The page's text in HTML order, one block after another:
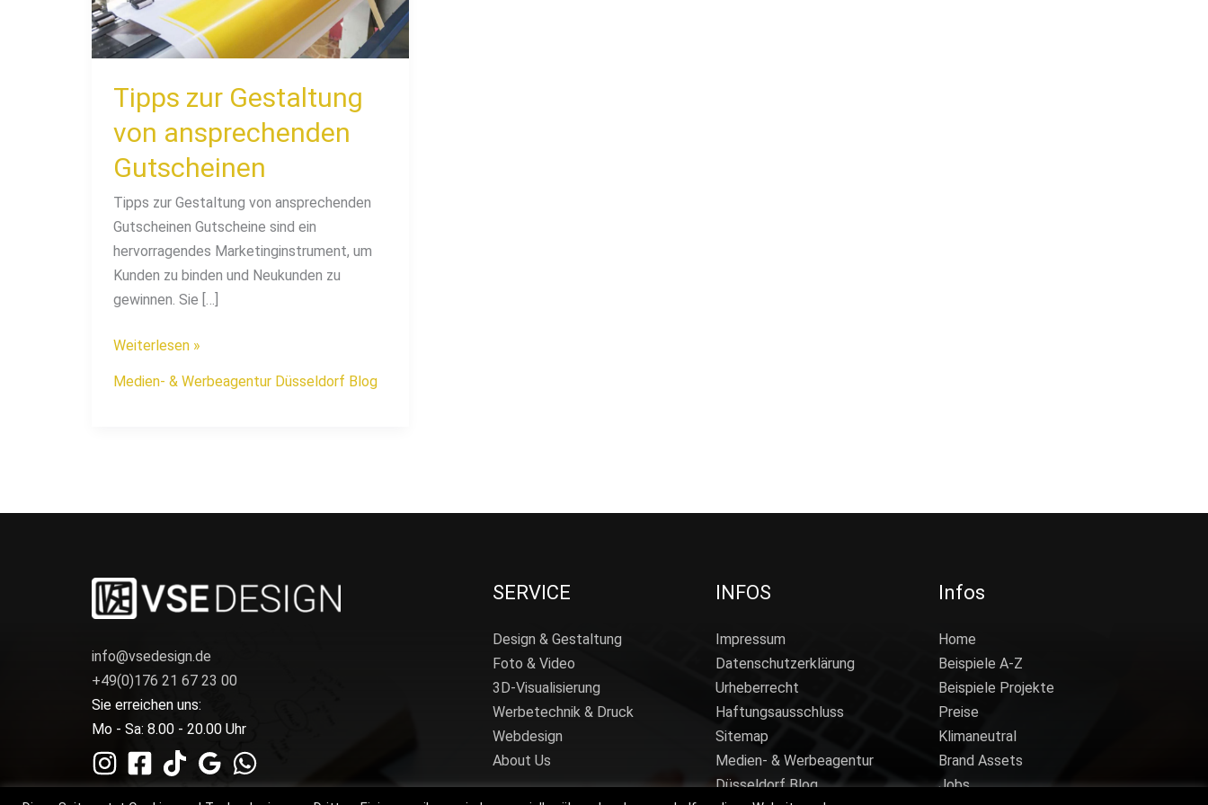
Tipps zur Gestaltung
von ansprechenden
Gutscheinen
Tipps zur Gestaltung von ansprechenden
Gutscheinen Gutscheine sind ein
hervorragendes Marketinginstrument, um
Kunden zu binden und Neukunden zu
gewinnen. Sie […]
Weiterlesen »
Medien- & Werbeagentur Düsseldorf Blog
info@vsedesign.de
+49(0)176 21 67 23 00
Sie erreichen uns:
Mo - Sa: 8.00 - 20.00 Uhr
SERVICE
Design & Gestaltung
Foto & Video
3D-Visualisierung
Werbetechnik & Druck
Webdesign
About Us
INFOS
Impressum
Datenschutzerklärung
Urheberrecht
Haftungsausschluss
Sitemap
Medien- & Werbeagentur
Düsseldorf Blog
Infos
Home
Beispiele A-Z
Beispiele Projekte
Preise
Klimaneutral
Brand Assets
Jobs